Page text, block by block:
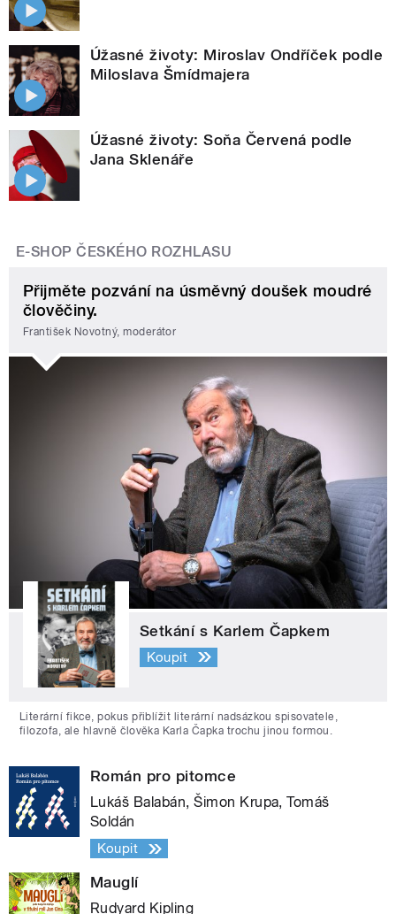
Úžasné životy: Miroslav Ondříček podle
Miloslava Šmídmajera
Úžasné životy: Soňa Červená podle
Jana Sklenáře
E-SHOP ČESKÉHO ROZHLASU
Přijměte pozvání na úsměvný doušek moudré
člověčiny.
František Novotný, moderátor
Setkání s Karlem Čapkem
Koupit
Literární fikce, pokus přiblížit literární nadsázkou spisovatele,
filozofa, ale hlavně člověka Karla Čapka trochu jinou formou.
Román pro pitomce
Lukáš Balabán, Šimon Krupa, Tomáš
Soldán
Koupit
Mauglí
Rudyard Kipling